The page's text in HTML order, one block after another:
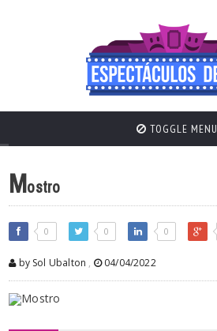
TOGGLE MENU
Mostro
0 0 0
by Sol Ubalton , 04/04/2022